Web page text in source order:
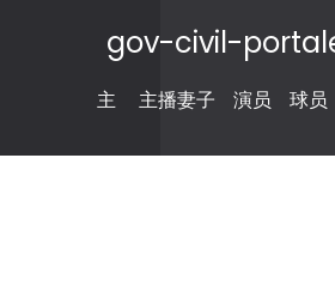
gov-civil-
主 主播妻子 演员 球员